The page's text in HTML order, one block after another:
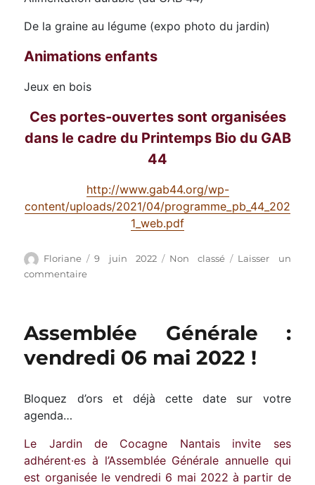
De la graine au légume (expo photo du jardin)
Animations enfants
Jeux en bois
Ces portes-ouvertes sont organisées
dans le cadre du Printemps Bio du GAB
44
http://www.gab44.org/wp-
content/uploads/2021/04/programme_pb_44_202
1_web.pdf
Auteur
Floriane
Publié
9 juin 2022 Catégories
Non classé
Laisser un
commentairesur
et
familiale
–
juin
Assemblée Générale :
vendredi 06 mai 2022 !
Bloquez d’ors et déjà cette date sur votre
agenda…
Le Jardin de Cocagne Nantais invite ses
adhérent·es à l’Assemblée Générale annuelle qui
est organisée le vendredi 6 mai 2022 à partir de